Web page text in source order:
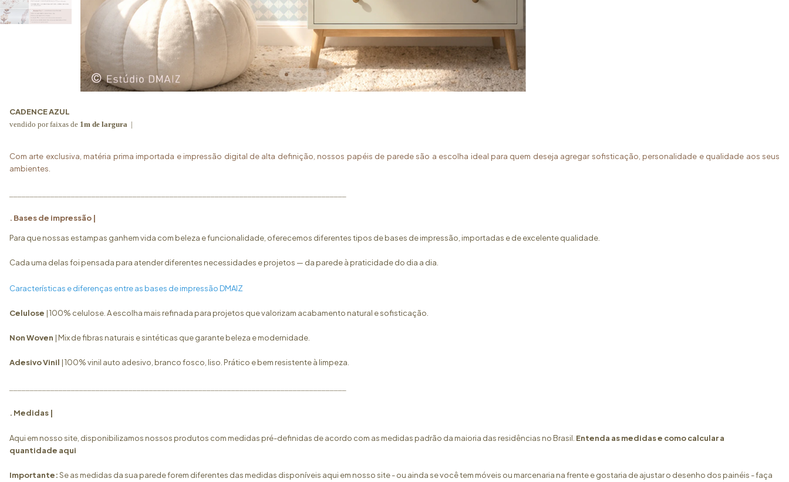
CADENCE AZUL
vendido por faixas de 1m de largura |
Com arte exclusiva, matéria prima importada e impressão digital de alta definição, nossos papéis de parede são a escolha ideal para quem deseja agregar sofisticação, personalidade e qualidade aos seus
ambientes.
. Bases de impressão |
Para que nossas estampas ganhem vida com beleza e funcionalidade, oferecemos diferentes tipos de bases de impressão, importadas e de excelente qualidade.
Cada uma delas foi pensada para atender diferentes necessidades e projetos — da parede à praticidade do dia a dia.
Características e diferenças entre as bases de impressão DMAIZ
Celulose | 100% celulose. A escolha mais refinada para projetos que valorizam acabamento natural e sofisticação.
Non Woven | Mix de fibras naturais e sintéticas que garante beleza e modernidade.
Adesivo Vinil |100% vinil auto adesivo, branco fosco, liso. Prático e bem resistente à limpeza.
. Medidas |
Aqui em nosso site, disponibilizamos nossos produtos com medidas pré-definidas de acordo com as medidas padrão da maioria das residências no Brasil. Entenda as medidas e como calcular a
quantidade aqui
Importante:Se as medidas da sua parede forem diferentes das medidas disponíveis aqui em nosso site - ou ainda se você tem móveis ou marcenaria na frente e gostaria de ajustar o desenho dos painéis - faça